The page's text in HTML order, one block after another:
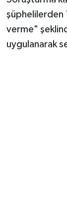
şüphelilerden
verme"
uygulanarak